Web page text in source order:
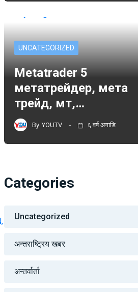
UNCATEGORIZED
Metatrader 5
метатрейдер, мета
трейд, мт,…
By YOUTV ६ वर्ष अगाडि
Categories
Uncategorized
अन्तराष्ट्रिय खबर
अन्तर्वार्ता